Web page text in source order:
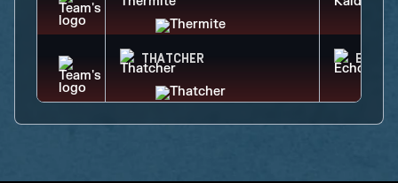
THATCHER ECHO